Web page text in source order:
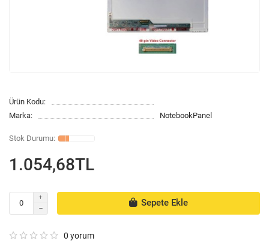
Ürün Kodu:
Marka:
NotebookPanel
1.054,68TL
Sepete Ekle
0 yorum